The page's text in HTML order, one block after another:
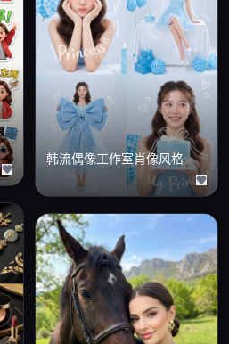
韩流偶像工作室肖像风格